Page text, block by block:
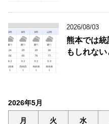
2026/08/03
熊本では
もしれない
2026年5月
月 火 水